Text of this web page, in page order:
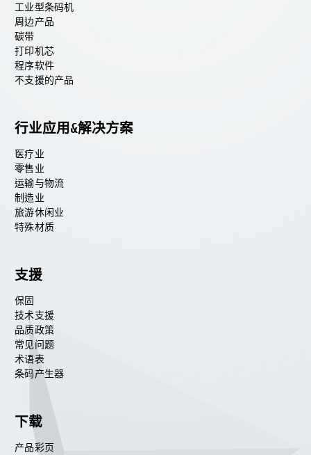
工业型条码机
周边产品
碳带
打印机芯
程序软件
不支援的产品
行业应用&解决方案
医疗业
零售业
运输与物流
制造业
旅游休闲业
特殊材质
支援
保固
技术支援
品质政策
常见问题
术语表
条码产生器
下载
产品彩页